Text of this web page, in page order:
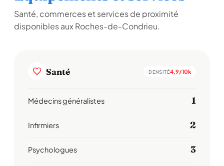
Santé, commerces et services de proximité
disponibles aux Roches-de-Condrieu.
Santé DENSITÉ4,9/10k
Médecins généralistes 1
Infirmiers 2
Psychologues 3